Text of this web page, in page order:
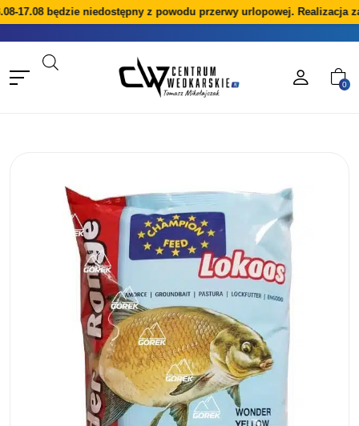
17.08 będzie niedostępny z powodu przerwy urlopowej. Realizacja
0